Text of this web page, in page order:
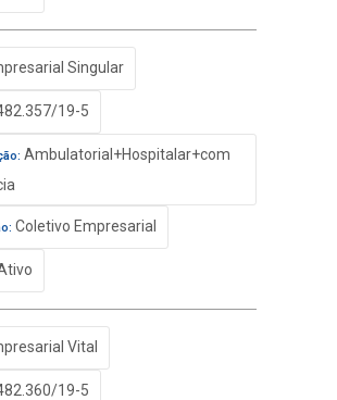
Singular
19-5
Ambulatorial+Hospitalar+com
Coletivo Empresarial
Vital
19-5